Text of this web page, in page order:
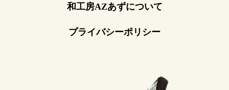
和工房AZあずについて
プライバシーポリシー